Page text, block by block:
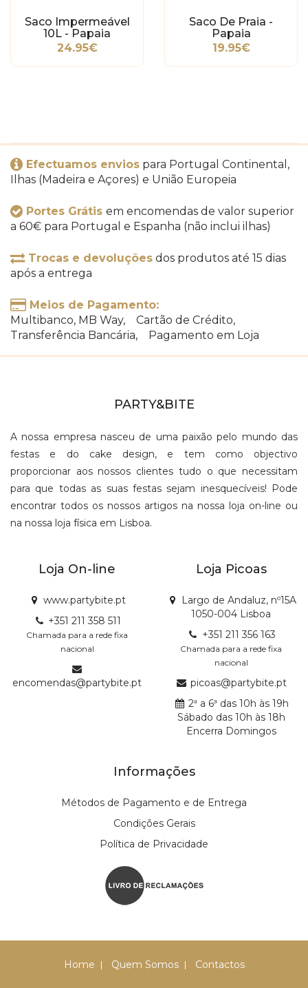
Saco Impermeável
10L - Papaia
24.95€
Saco De Praia -
Papaia
19.95€
Efectuamos envios para Portugal Continental,
Ilhas (Madeira e Açores) e União Europeia
Portes Grátis em encomendas de valor superior
a 60€ para Portugal e Espanha (não inclui ilhas)
Trocas e devoluções dos produtos até 15 dias
após a entrega
Meios de Pagamento:
Multibanco, MB Way, Cartão de Crédito,
Transferência Bancária, Pagamento em Loja
PARTY&BITE
A nossa empresa nasceu de uma paixão pelo mundo das
festas e do cake design, e tem como objectivo
proporcionar aos nossos clientes tudo o que necessitam
para que todas as suas festas sejam inesquecíveis! Pode
encontrar todos os nossos artigos na nossa loja on-line ou
na nossa loja física em Lisboa.
Loja On-line
www.partybite.pt
+351 211 358 511
Chamada para a rede fixa
nacional
encomendas@partybite.pt
Loja Picoas
Largo de Andaluz, nº15A
1050-004 Lisboa
+351 211 356 163
Chamada para a rede fixa
nacional
picoas@partybite.pt
2ª a 6ª das 10h às 19h
Sábado das 10h às 18h
Encerra Domingos
Informações
Métodos de Pagamento e de Entrega
Condições Gerais
Política de Privacidade
Home Quem Somos Contactos